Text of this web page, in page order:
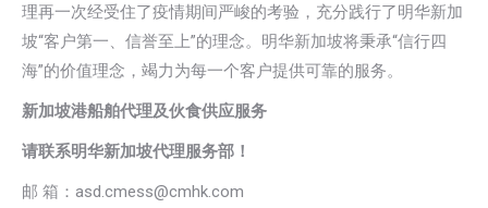
理再一次经受住了疫情期间严峻的考验，充分践行了明华新加
坡“客户第一、信誉至上”的理念。明华新加坡将秉承“信行四
海”的价值理念，竭力为每一个客户提供可靠的服务。
新加坡港船舶代理及伙食供应服务
请联系明华新加坡代理服务部！
邮 箱：asd.cmess@cmhk.com